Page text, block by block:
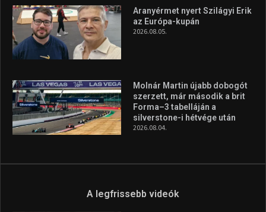
Aranyérmet nyert Szilágyi Erik
az Európa-kupán
2026.08.05.
Molnár Martin újabb dobogót
szerzett, már második a brit
Forma–3 tabelláján a
silverstone-i hétvége után
2026.08.04.
A legfrissebb videók